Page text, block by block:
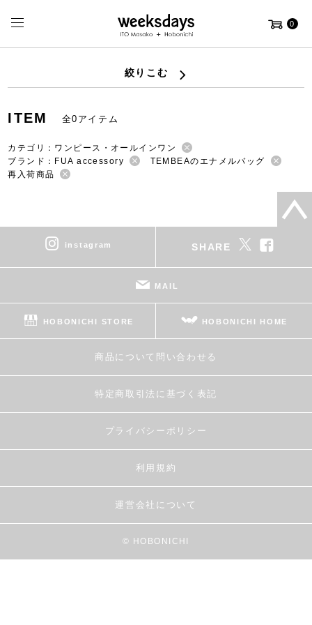
0
絞りこむ
ITEM 全0アイテム
カテゴリ：ワンピース・オールインワン
ブランド：FUA accessory
TEMBEAのエナメルバッグ
再入荷商品
instagram SHARE
MAIL
HOBONICHI STORE HOBONICHI HOME
商品について問い合わせる
特定商取引法に基づく表記
プライバシーポリシー
利用規約
運営会社について
© HOBONICHI